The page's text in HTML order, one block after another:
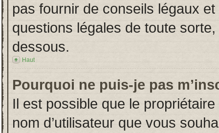
pas fournir de conseils légaux
questions légales de toute
dessous.
Haut
Pourquoi ne puis-je pas
Il est possible que le
nom d’utilisateur que vous